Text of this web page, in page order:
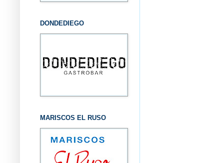
DONDEDIEGO
MARISCOS EL RUSO